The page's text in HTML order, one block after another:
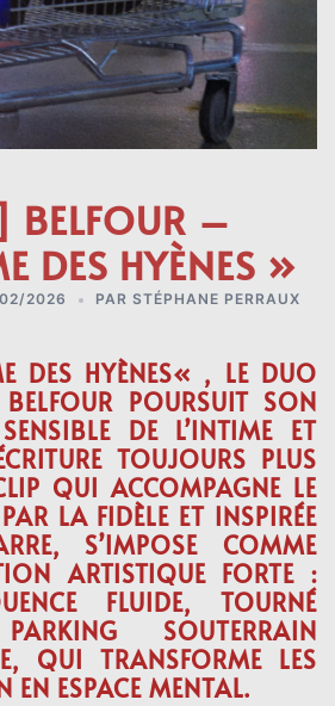
BELFOUR –
DES HYÈNES »
2026 PAR STÉPHANE PERRAUX
DES HYÈNES« , LE DUO
BELFOUR POURSUIT SON
DE L’INTIME ET
TOUJOURS PLUS
QUI ACCOMPAGNE LE
LA FIDÈLE ET INSPIRÉE
S’IMPOSE COMME
ARTISTIQUE FORTE :
FLUIDE, TOURNÉ
SOUTERRAIN
QUI TRANSFORME LES
EN ESPACE MENTAL.